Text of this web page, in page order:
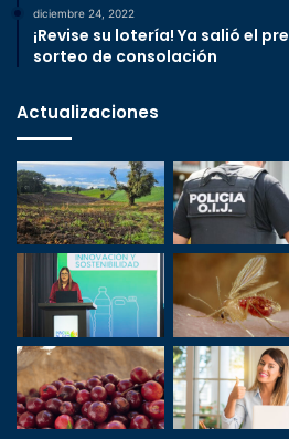
diciembre 24, 2022
¡Revise su lotería! Ya salió el
sorteo de consolación
Actualizaciones